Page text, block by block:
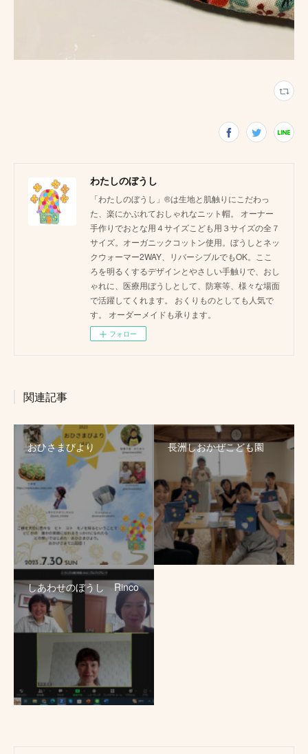
わたしのぼうし
「わたしのぼうし」®は生地と肌触りにこだわっ
た、楽にかぶれておしゃれなニット帽。 オーナー
手作りでおとな用４サイズこども用３サイズの全７
サイズ。オーガニックコットン使用。ぼうしとネッ
クウォーマー2WAY、リバーシブルでもOK。ここ
ろを明るくするデザインとやさしい手触りで、おし
ゃれに、医療用ぼうしとして、防寒等、様々な場面
で活躍してくれます。 おくりものとしても人気で
す。 オーダーメイドも承ります。
フォロー
関連記事
おひさまびより 長洲しおかぜこども園
しあわせのぼうし Rinco